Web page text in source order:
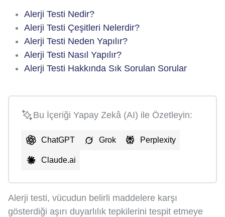
Alerji Testi Nedir?
Alerji Testi Çeşitleri Nelerdir?
Alerji Testi Neden Yapılır?
Alerji Testi Nasıl Yapılır?
Alerji Testi Hakkında Sık Sorulan Sorular
Bu İçeriği Yapay Zekâ (AI) ile Özetleyin:
ChatGPT Grok Perplexity
Claude.ai
Alerji testi, vücudun belirli maddelere karşı
gösterdiği aşırı duyarlılık tepkilerini tespit etmeye